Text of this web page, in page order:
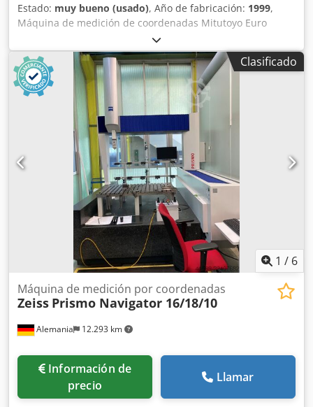
Estado: muy bueno (usado), Año de fabricación: 1999,
Máquina de medición de coordenadas Mitutoyo Euro
C9166 Apex Dcodpfshtqxujx Al Rok Rangos de medición:
900x1600x600 mm Incertidumbre de medición: 2,9 +
4L/1000 µm Software de medición, a elección: - Mitutoyo
MCOSMOS-1 V3.5 Geopak (con un sobrecosto de 4.000 €
para la versión V5) - EasyCMM I++ Server e Inca
Professional V6 (con un sobrecosto de 8.000 €) Palpa de
medición Renishaw PH10T a elección, con palpa de
medición (soporte de cambio opcional) - Renishaw TP200 -
Renishaw TP20 Opcional, con un sobrecosto: - Soporte de
cambio de palpas SCR200 o MCR20 (según la palpa) -
Nuevo PH10T plus o M plus y TP200/20 (actualización) -
Amortiguación de vibraciones neumática Bilz Opcional:
instalación, calibración y formación (más gastos de
desplazamiento) Incluye 3 meses de garantía en la
máquina y la palpa (sin incluir gastos de desplazamiento)
Clasificado
1 / 6
Alemania 12.293 km
Máquina de medición por coordenadas
Zeiss Prismo Navigator 16/18/10
Información de
precio
Llamar